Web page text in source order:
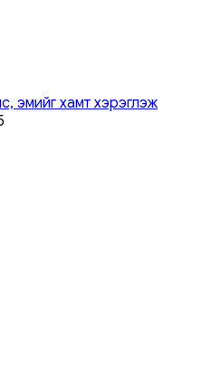
эмийг хамт хэрэглэж